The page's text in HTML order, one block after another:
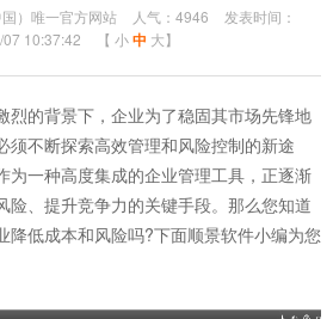
）唯一官方网站 人气：4946
发表时间：
10:37:42
【 小中 大】
的背景下，企业为了稳固其市场先锋地
须不断探索高效管理和风险控制的新途
为一种高度集成的企业管理工具，正逐渐
险、提升竞争力的关键手段。那么您知道
降低成本和风险吗?下面顺景软件小编为您